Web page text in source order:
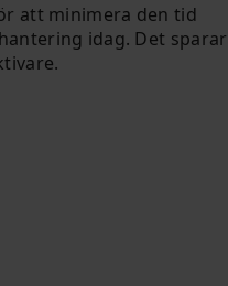
att minimera den tid
idag. Det sparar